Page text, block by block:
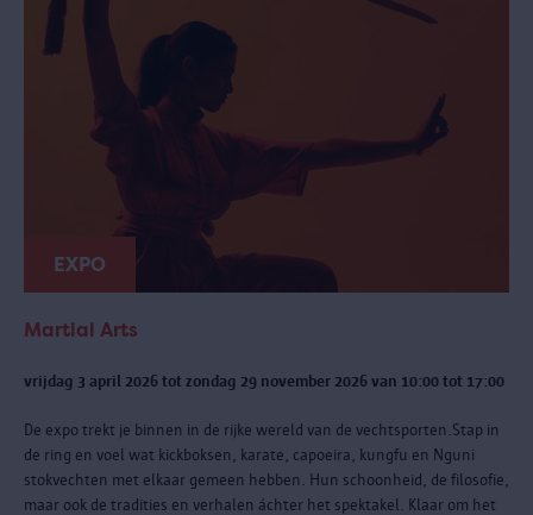
EXPO
Martial Arts
vrijdag 3 april 2026 tot zondag 29 november 2026 van 10:00 tot 17:00
De expo trekt je binnen in de rijke wereld van de vechtsporten.Stap in
de ring en voel wat kickboksen, karate, capoeira, kungfu en Nguni
stokvechten met elkaar gemeen hebben. Hun schoonheid, de filosofie,
maar ook de tradities en verhalen áchter het spektakel. Klaar om het